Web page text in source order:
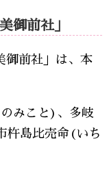
御前社」
御前社」は、本
みこと)、多岐
杵島比売命(いち